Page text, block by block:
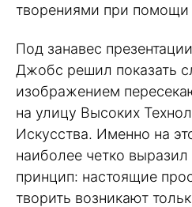
творениями при помощи
Под занавес
Джобс решил показать
изображением
на улицу Высоких
Искусства. Именно на
наиболее четко
принцип: настоящие
творить возникают